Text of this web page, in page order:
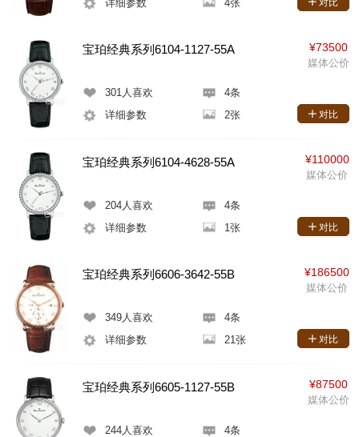
详细参数 4张
宝珀经典系列6104-1127-55A
301人喜欢
4条
详细参数
2张
¥73500
媒体公价
对比
宝珀经典系列6104-4628-55A
204人喜欢
4条
详细参数
1张
¥110000
媒体公价
对比
宝珀经典系列6606-3642-55B
349人喜欢
4条
详细参数
21张
¥186500
媒体公价
对比
宝珀经典系列6605-1127-55B
244人喜欢
4条
¥87500
媒体公价